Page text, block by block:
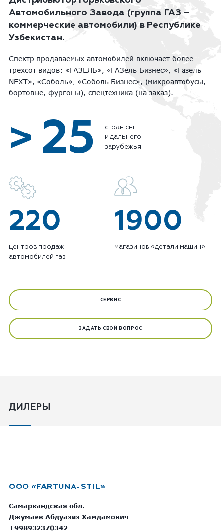
Автомобильного Завода (группа ГАЗ –
коммерческие автомобили) в Республике
Узбекистан.
Спектр продаваемых автомобилей включает более
трёхсот видов: «ГАЗЕЛЬ», «ГАЗель Бизнес», «Газель
NEXT», «Соболь», «Соболь Бизнес», (микроавтобусы,
бортовые, фургоны), спецтехника (на заказ).
> 25
стран снг
и дальнего
зарубежья
220
центров продаж
автомобилей газ
1900
магазинов «детали машин»
СЕРВИС
ЗАДАТЬ СВОЙ ВОПРОС
ДИЛЕРЫ
OOO «FARTUNA-STIL»
Самаркандская обл.
Джумаев Абдуазиз Хамдамович
+998932370342